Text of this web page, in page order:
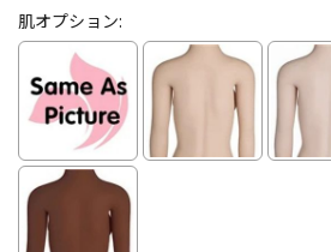
肌オプション: